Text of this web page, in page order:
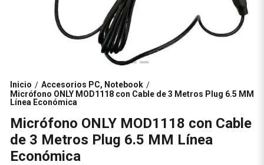
Inicio / Accesorios PC, Notebook /
Micrófono ONLY MOD1118 con Cable de 3 Metros Plug 6.5 MM
Línea Económica
Micrófono ONLY MOD1118 con Cable
de 3 Metros Plug 6.5 MM Línea
Económica